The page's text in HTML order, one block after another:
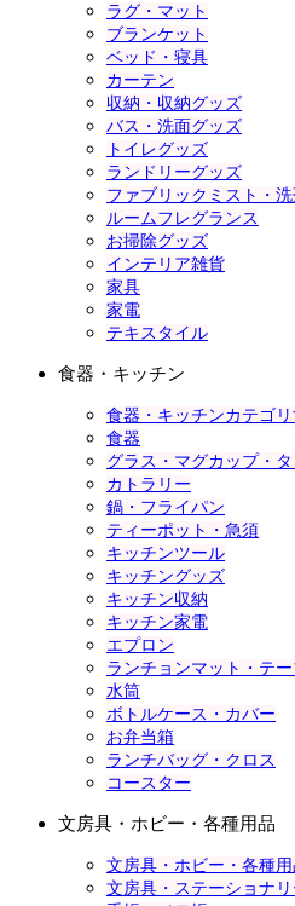
ラグ・マット
ブランケット
ベッド・寝具
カーテン
収納・収納グッズ
バス・洗面グッズ
トイレグッズ
ランドリーグッズ
ファブリックミスト・洗
ルームフレグランス
お掃除グッズ
インテリア雑貨
家具
家電
テキスタイル
食器・キッチン
食器・キッチンカテゴ
食器
グラス・マグカップ・
カトラリー
鍋・フライパン
ティーポット・急須
キッチンツール
キッチングッズ
キッチン収納
キッチン家電
エプロン
ランチョンマット・テ
水筒
ボトルケース・カバー
お弁当箱
ランチバッグ・クロス
コースター
文房具・ホビー・各種用品
文房具・ホビー・各種
文房具・ステーショナリ